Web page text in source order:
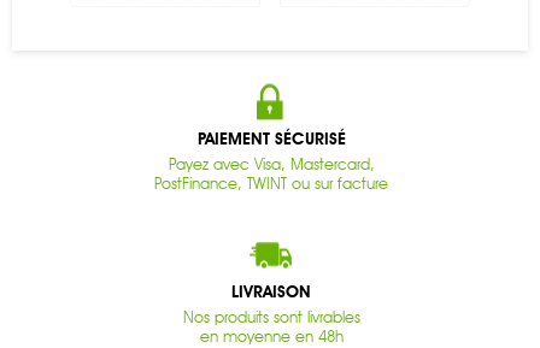
PAIEMENT SÉCURISÉ
Payez avec Visa, Mastercard,
PostFinance, TWINT ou sur facture
LIVRAISON
Nos produits sont livrables
en moyenne en 48h